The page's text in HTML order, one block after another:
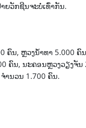
ວັກຊີນຈະບໍ່ເທົ່າກັນ.
ຄົນ, ຫຼວງນໍ້າທາ 5.000 ຄົ
ຄົນ, ນະຄອນຫຼວງວຽງຈັນ
ານວນ 1.700 ຄົນ.